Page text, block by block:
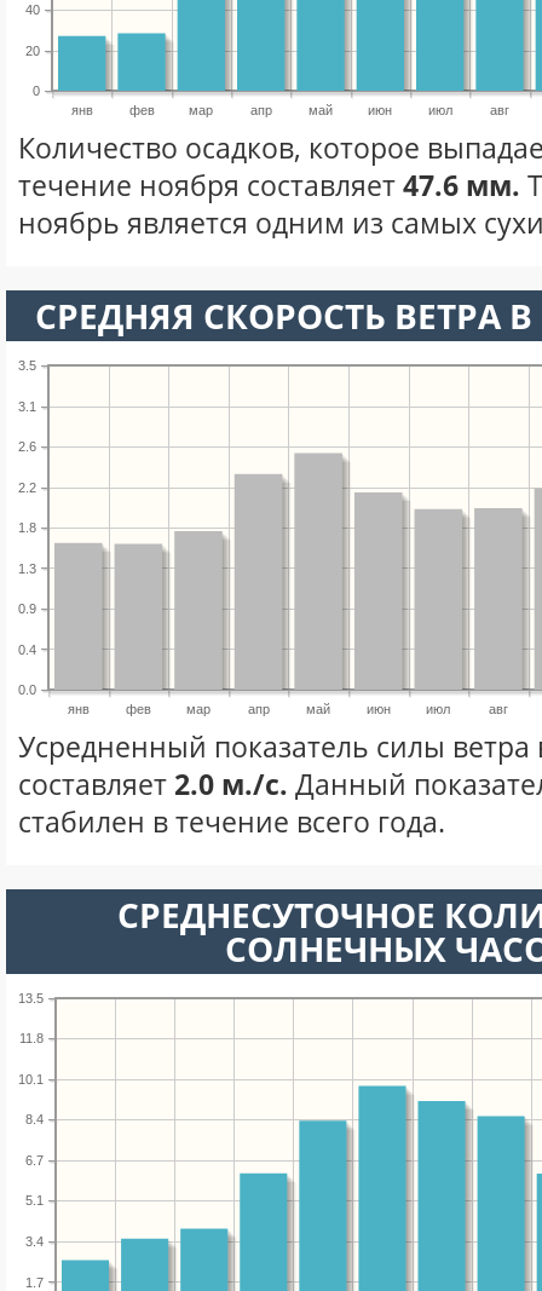
янв фев мар апр май июн июл авг
0
20
40
Количество осадков, которое
течение ноября составляет47.6 мм.
ноябрь является одним из самых
СРЕДНЯЯ СКОРОСТЬ ВЕТРА
янв фев мар апр май июн июл авг
0.0
0.4
0.9
1.3
1.8
2.2
2.6
3.1
3.5
Усредненный показатель силы ветра
составляет 2.0 м./с. Данный
стабилен в течение всего года.
СРЕДНЕСУТОЧНОЕ
СОЛНЕЧНЫХ
1.7
3.4
5.1
6.7
8.4
10.1
11.8
13.5